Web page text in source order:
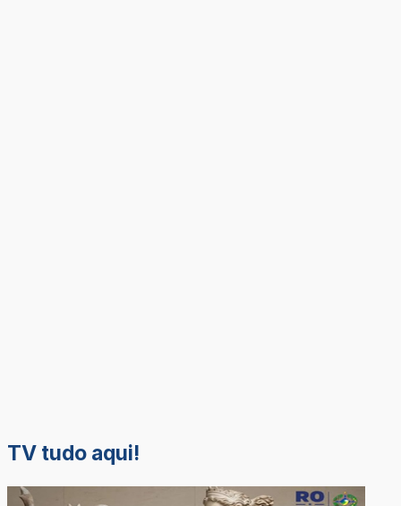
TV tudo aqui!